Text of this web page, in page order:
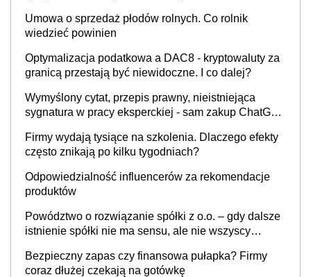
Umowa o sprzedaż płodów rolnych. Co rolnik
wiedzieć powinien
Optymalizacja podatkowa a DAC8 - kryptowaluty za
granicą przestają być niewidoczne. I co dalej?
Wymyślony cytat, przepis prawny, nieistniejąca
sygnatura w pracy eksperckiej - sam zakup ChatGPT
Firmy wydają tysiące na szkolenia. Dlaczego efekty
często znikają po kilku tygodniach?
Odpowiedzialność influencerów za rekomendacje
produktów
Powództwo o rozwiązanie spółki z o.o. – gdy dalsze
istnienie spółki nie ma sensu, ale nie wszyscy
Bezpieczny zapas czy finansowa pułapka? Firmy
coraz dłużej czekają na gotówkę